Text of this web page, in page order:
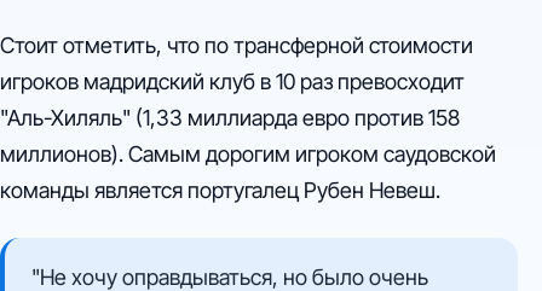
Стоит отметить, что по трансферной стоимости
игроков мадридский клуб в 10 раз превосходит
"Аль-Хиляль" (1,33 миллиарда евро против 158
миллионов). Самым дорогим игроком саудовской
команды является португалец Рубен Невеш.
"Не хочу оправдываться, но было очень